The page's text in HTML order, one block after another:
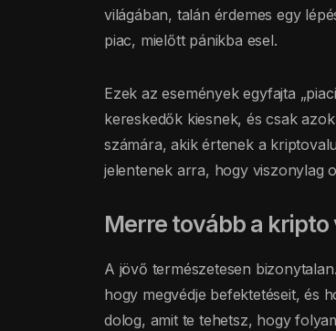
világában, talán érdemes egy
piac, mielőtt pánikba esel.
Ezek az események egyfajta
kereskedők kiesnek, és csak
számára, akik értenek a
jelentenek arra, hogy viszonylag
Merre tovább a kripto
A jövő természetesen
hogy megvédje befektetéseit, és
dolog, amit te tehetsz, hogy